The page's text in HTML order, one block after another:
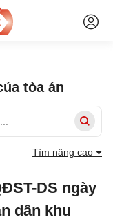
tòa án
Tìm nâng cao
DS ngày
dân khu